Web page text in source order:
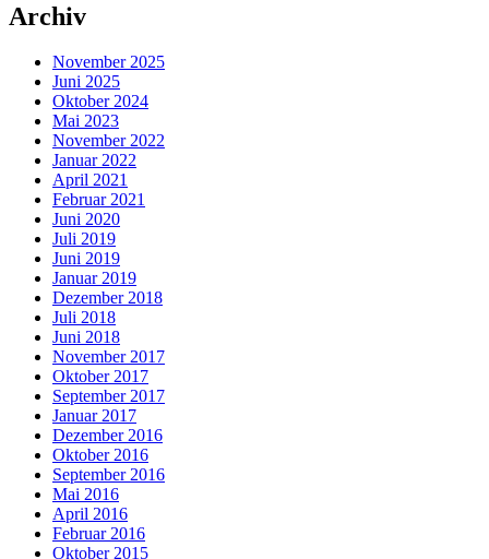
Archiv
November 2025
Juni 2025
Oktober 2024
Mai 2023
November 2022
Januar 2022
April 2021
Februar 2021
Juni 2020
Juli 2019
Juni 2019
Januar 2019
Dezember 2018
Juli 2018
Juni 2018
November 2017
Oktober 2017
September 2017
Januar 2017
Dezember 2016
Oktober 2016
September 2016
Mai 2016
April 2016
Februar 2016
Oktober 2015